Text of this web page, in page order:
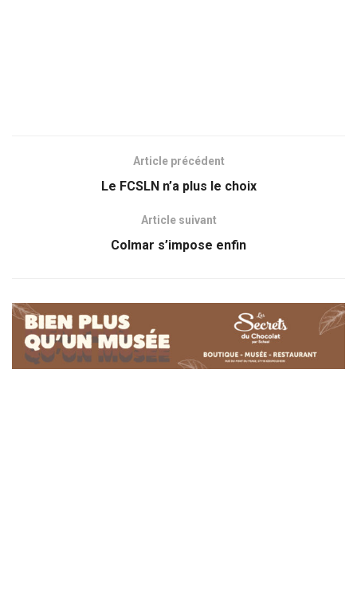
Article précédent
Le FCSLN n’a plus le choix
Article suivant
Colmar s’impose enfin